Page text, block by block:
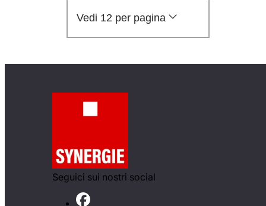
Vedi 12 per pagina
Seguici sui nostri social